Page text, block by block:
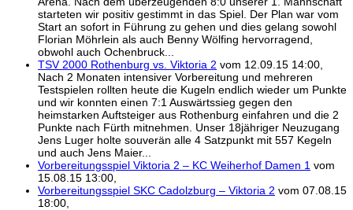
starteten wir positiv gestimmt in das Spiel. Der Plan war vom
Start an sofort in Führung zu gehen und dies gelang sowohl
Florian Möhrlein als auch Benny Wölfing hervorragend,
obwohl auch Ochenbruck...
TSV 2000 Rothenburg vs. Viktoria 2 vom 12.09.15 14:00,
Nach 2 Monaten intensiver Vorbereitung und mehreren
Testspielen rollten heute die Kugeln endlich wieder um Punkte
und wir konnten einen 7:1 Auswärtssieg gegen den
heimstarken Auftsteiger aus Rothenburg einfahren und die 2
Punkte nach Fürth mitnehmen. Unser 18jähriger Neuzugang
Jens Luger holte souverän alle 4 Satzpunkt mit 557 Kegeln
und auch Jens Maier...
Vorbereitungsspiel Viktoria 2 – KC Weiherhof Damen 1 vom
15.08.15 13:00,
Vorbereitungsspiel SKC Cadolzburg – Viktoria 2 vom 07.08.15
18:00,